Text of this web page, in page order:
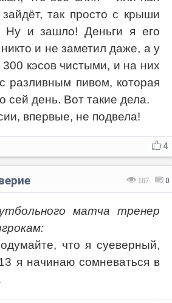
так просто с крыши
Ну и зашло! Деньги я его
и не заметил даже, а у
кэсов чистыми, и на них
разливным пивом, которая
сей день. Вот такие дела.
впервые, не подвела!
4
167 0
матча тренер
что я суеверный,
я начинаю сомневаться в